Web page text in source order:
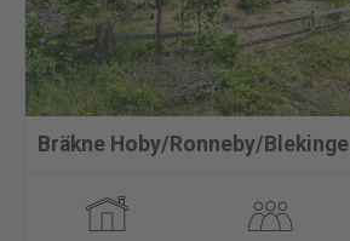
Bräkne Hoby/Ronneby/Blekinge